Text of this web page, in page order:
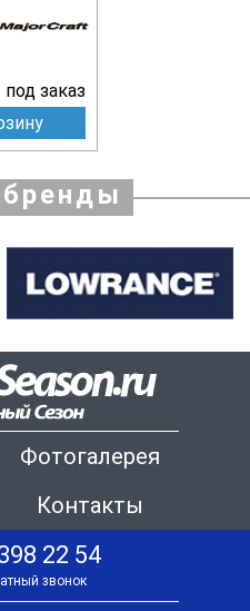
под заказ
Фотогалерея
Контакты
22 54
звонок